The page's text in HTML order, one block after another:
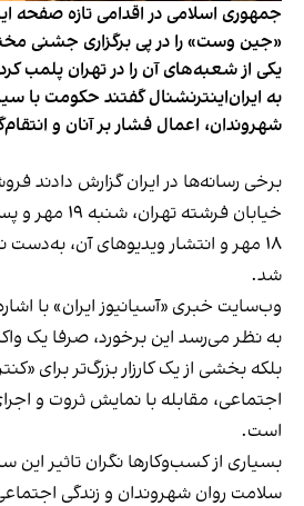
جمهوری اسلامی در اقدامی تازه صفحه
«جین وست» را در پی برگزاری جشنی
یکی از شعبه‌های آن را در تهران پلمب
به ایران‌اینترنشنال گفتند حکومت با
شهروندان، اعمال فشار بر آنان و
برخی رسانه‌ها در ایران گزارش دادند
خیابان فرشته
۱۸ مهر و انتشار ویدیوهای آن،
شد.
وب‌سایت خبری «آسیانیوز ایران» با
به نظر می‌رسد این برخورد، صرفا یک
بلکه بخشی از یک کارزار بزرگ‌تر برای
اجتماعی، مقابله با نمایش ثروت و
است.
بسیاری از کسب‌وکارها نگران تاثیر
سلامت روان شهروندان و زندگی